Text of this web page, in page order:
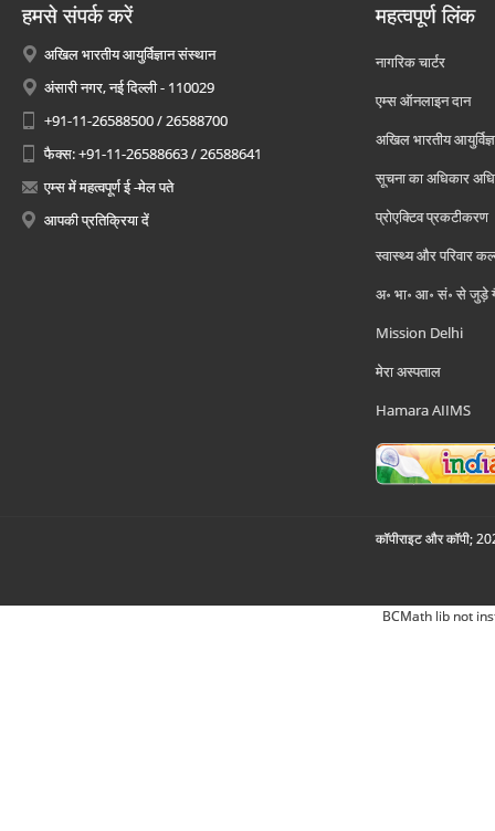
हमसे संपर्क करें
अखिल भारतीय आयुर्विज्ञान संस्थान
अंसारी नगर, नई दिल्ली - 110029
+91-11-26588500 / 26588700
फैक्स: +91-11-26588663 / 26588641
एम्स में महत्वपूर्ण ई -मेल पते
आपकी प्रतिक्रिया दें
महत्वपूर्ण लिंक
नागरिक चार्टर
एम्स ऑनलाइन दान
अखिल भारतीय
सूचना का अधिकार
प्रोएक्टिव प्रकटीकरण
स्वास्थ्य और परिवार
अ॰ भा॰ आ॰ सं॰ से जुड़े
Mission Delhi
मेरा अस्पताल
Hamara AIIMS
कॉपीराइट और कॉपी;
BCMath lib not